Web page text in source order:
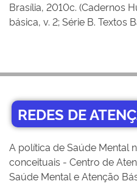
Brasília, 2010c. (Cadernos
básica, v. 2; Série B. Textos
REDES DE
A política de Saúde Mental
conceituais - Centro de
Saúde Mental e Atenção